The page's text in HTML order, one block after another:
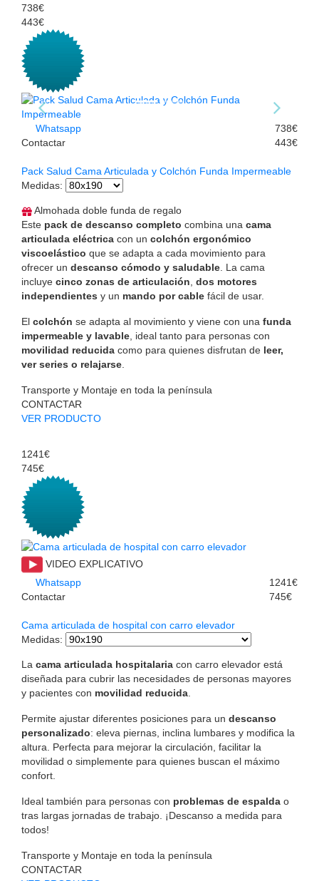
738€
443€
Whatsapp
Contactar
738€
443€
Pack Salud Cama Articulada y Colchón Funda Impermeable
Medidas:
Almohada doble funda de regalo
Este pack de descanso completo combina una cama
articulada eléctrica con un colchón ergonómico
viscoelástico que se adapta a cada movimiento para
ofrecer un descanso cómodo y saludable . La cama
incluye cinco zonas de articulación dos motores
independientes y un mando por cable fácil de usar.
El colchón se adapta al movimiento y viene con una funda
impermeable y lavable , ideal tanto para personas con
movilidad reducida como para quienes disfrutan de leer,
ver series o relajarse
Transporte y Montaje en toda la península
CONTACTAR
VER PRODUCTO
1241€
745€
VIDEO EXPLICATIVO
Whatsapp
Contactar
1241€
745€
Cama articulada de hospital con carro elevador
Medidas:
La cama articulada hospitalaria con carro elevador está
diseñada para cubrir las necesidades de personas mayores
y pacientes con movilidad reducida
Permite ajustar diferentes posiciones para un descanso
personalizado: eleva piernas, inclina lumbares y modifica la
altura. Perfecta para mejorar la circulación, facilitar la
movilidad o simplemente para quienes buscan el máximo
confort.
Ideal también para personas con problemas de espalda o
tras largas jornadas de trabajo. ¡Descanso a medida para
todos!
Transporte y Montaje en toda la península
CONTACTAR